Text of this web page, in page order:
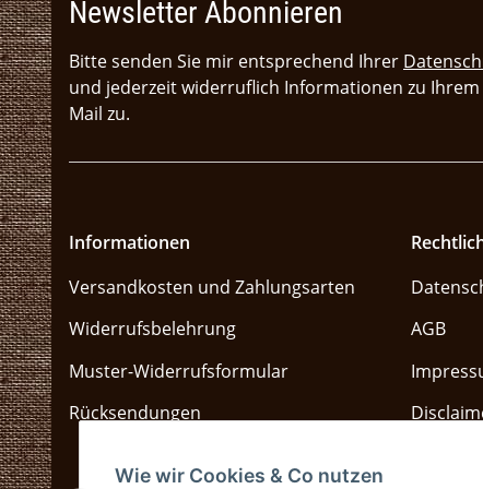
Newsletter Abonnieren
Bitte senden Sie mir entsprechend Ihrer
und jederzeit widerruflich Informationen zu
Mail zu.
Informationen
Versandkosten und Zahlungsarten
Widerrufsbelehrung
Muster-Widerrufsformular
Rücksendungen
AGB
Wie wir Cookies & Co nutzen